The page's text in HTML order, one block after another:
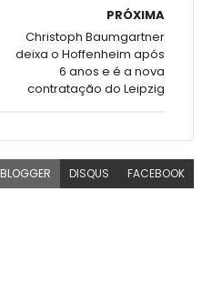
PRÓXIMA
Christoph Baumgartner
deixa o Hoffenheim após
6 anos e é a nova
contratação do Leipzig
BLOGGER DISQUS FACEBOOK